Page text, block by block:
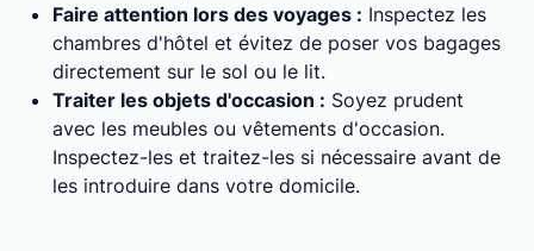
Faire attention lors des voyages : Inspectez les
chambres d'hôtel et évitez de poser vos bagages
directement sur le sol ou le lit.
Traiter les objets d'occasion : Soyez prudent
avec les meubles ou vêtements d'occasion.
Inspectez-les et traitez-les si nécessaire avant de
les introduire dans votre domicile.